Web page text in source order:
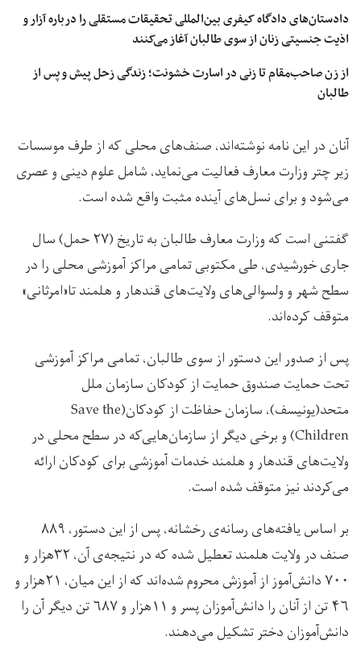
دادستان‌های دادگاه کیفری بین‌المللی تحقیقات مستقلی را درباره آزار و
اذیت جنسیتی زنان از سوی طالبان آغاز می‌کنند
از زن صاحب‌مقام تا زنی در اسارت خشونت؛ زندگی زحل پیش و پس از
طالبان
آنان در این نامه نوشته‌اند، صنف‌های محلی که از طرف موسسات
زیر چتر وزارت معارف فعالیت می‌نماید، شامل علوم دینی و عصری
می‌شود و برای نسل‌های آینده مثبت واقع شده است.
گفتنی است که وزارت معارف طالبان به تاریخ (۲۷ حمل) سال
جاری خورشیدی، طی مکتوبی تمامی مراکز آموزشی محلی را در
سطح شهر و ولسوالی‌های ولایت‌های قندهار و هلمند تا«امرثانی»
متوقف کرده‌اند.
پس از صدور این دستور از سوی طالبان، تمامی مراکز آموزشی
تحت حمایت صندوق حمایت از کودکان سازمان ملل
متحد(یونیسف)، سازمان حفاظت از کودکان(Save the
Children) و برخی دیگر از سازمان‌هایی‌که در سطح محلی در
ولایت‌های قندهار و هلمند خدمات آموزشی برای کودکان ارائه
می‌کردند نیز متوقف شده است.
بر اساس یافته‌های رسانه‌ی رخشانه، پس از این دستور، ۸۸۹
صنف در ولایت هلمند تعطیل شده که در نتیجه‌ی آن، ۳۲هزار و
۷۰۰ دانش‌آموز از آموزش محروم شده‌اند که از این میان، ۲۱هزار و
۴۶ تن از آنان را دانش‌آموزان پسر و ۱۱هزار و ۶۸۷ تن دیگر آن را
دانش‌آموزان دختر تشکیل می‌دهند.